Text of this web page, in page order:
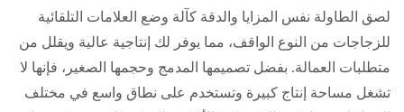
لصق الطاولة نفس المزايا والدقة كآلة وضع العلامات التلقائية
للزجاجات من النوع الواقف، مما يوفر لك إنتاجية عالية ويقلل من
متطلبات العمالة. بفضل تصميمها المدمج وحجمها الصغير، فإنها لا
تشغل مساحة إنتاج كبيرة وتستخدم على نطاق واسع في مختلف